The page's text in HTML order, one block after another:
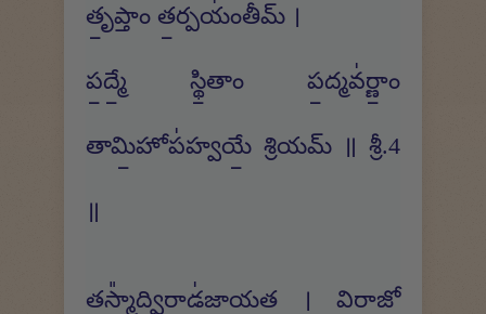
తృ॒ప్తాం త॒ర్పయం॑తీమ్ ।
ప॒ద్మే॒ స్థి॒తాం ప॒ద్మవ॑ర్ణాం॒
తామి॒హోప॑హ్వయే॒ శ్రియమ్ ॥ శ్రీ.4
॥
తస్మా᳚ద్వి॒రాడ॑జాయత । వి॒రాజో॒